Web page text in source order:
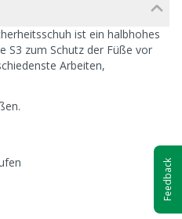
ist ein halbhohes
S3 zum Schutz der Füße vor
Arbeiten,
Feedback